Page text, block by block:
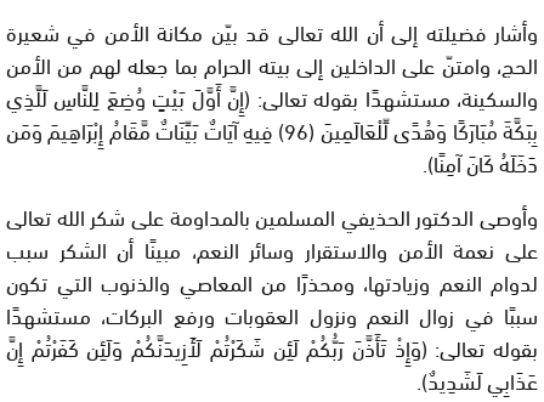
وأشار فضيلته إلى أن الله تعالى قد بيّن مكانة الأمن في شعيرة
الحج، وامتنّ على الداخلين إلى بيته الحرام بما جعله لهم من الأمن
والسكينة، مستشهدًا بقوله تعالى: (إِنَّ أَوَّلَ بَيْتٍ وُضِعَ لِلنَّاسِ لَلَّذِي
بِبَكَّةَ مُبَارَكًا وَهُدًى لِّلْعَالَمِينَ (96) فِيهِ آيَاتٌ بَيِّنَاتٌ مَّقَامُ إِبْرَاهِيمَ وَمَن
دَخَلَهُ كَانَ آمِنًا).
وأوصى الدكتور الحذيفي المسلمين بالمداومة على شكر الله تعالى
على نعمة الأمن والاستقرار وسائر النعم، مبينًا أن الشكر سبب
لدوام النعم وزيادتها، ومحذرًا من المعاصي والذنوب التي تكون
سببًا في زوال النعم ونزول العقوبات ورفع البركات، مستشهدًا
بقوله تعالى: (وَإِذْ تَأَذَّنَ رَبُّكُمْ لَئِن شَكَرْتُمْ لَأَزِيدَنَّكُمْ وَلَئِن كَفَرْتُمْ إِنَّ
عَذَابِي لَشَدِيدٌ).